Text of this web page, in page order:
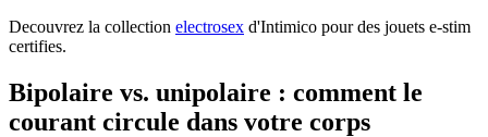
Decouvrez la collection electrosex d'Intimico pour des jouets e-stim
certifies.
Bipolaire vs. unipolaire : comment le
courant circule dans votre corps